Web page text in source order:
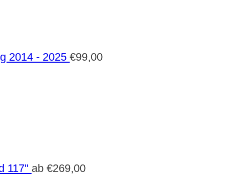
2014 - 2025 €99,00
117" ab €269,00